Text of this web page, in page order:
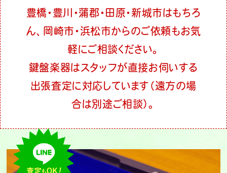
豊橋・豊川・蒲郡・田原・新城市はもちろ
ん、岡崎市・浜松市からのご依頼もお気
軽にご相談ください。
鍵盤楽器はスタッフが直接お伺いする
出張査定に対応しています（遠方の場
合は別途ご相談）。